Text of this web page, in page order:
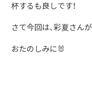
杯するも良しです！
さて今回は、彩夏さん
おたのしみに🐰